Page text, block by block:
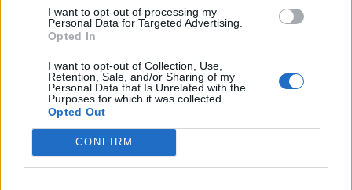
I want to opt-out of processing my
Personal Data for Targeted Advertising.
Opted In
I want to opt-out of Collection, Use,
Retention, Sale, and/or Sharing of my
Personal Data that Is Unrelated with the
Purposes for which it was collected.
Opted Out
CONFIRM
Zapoznałem się i niestety nie ma tam ani słowa o tym z
jakich konkretnie bossów lecą fragmenty i który boss
wyrzuca konkretny fragment. Druga sprawa. Miało być to
leci średnio za ubicie około 50 bossów? To prawda? Jeśli
tak to gratulacje.... To żeby zebrać po 100 fragmentów
trzeba mieć pewnie z milion Mm i drakenów albo i więcej.
Ale zawsze też można poświęcić kilka tysięcy godzin na
ubijanie bossów... Brawo...
Nov 21, 2024